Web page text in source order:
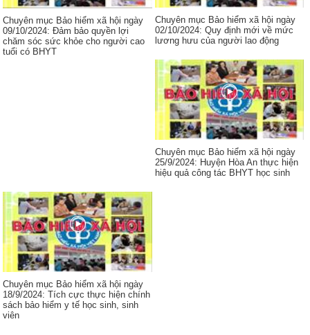
Chuyên mục Bảo hiểm xã hội ngày
09/10/2024: Đảm bảo quyền lợi
chăm sóc sức khỏe cho người cao
tuổi có BHYT
Chuyên mục Bảo hiểm xã hội ngày
02/10/2024: Quy định mới về mức
lương hưu của người lao động
Chuyên mục Bảo hiểm xã hội ngày
25/9/2024: Huyện Hòa An thực hiện
hiệu quả công tác BHYT học sinh
Chuyên mục Bảo hiểm xã hội ngày
18/9/2024: Tích cực thực hiện chính
sách bảo hiểm y tế học sinh, sinh
viên